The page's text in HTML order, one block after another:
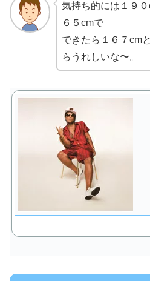
気持ち的には１９
６５cmで
できたら１６７cm
らうれしいな〜。